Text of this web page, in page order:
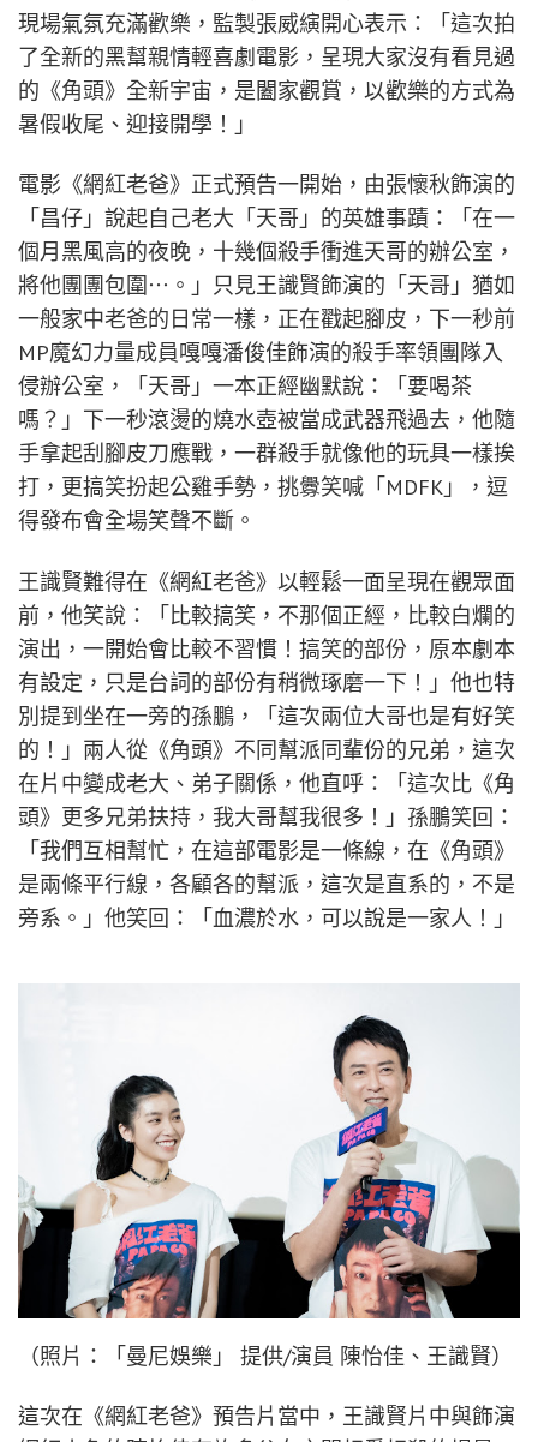
現場氣氛充滿歡樂，監製張威縯開心表示：「這次拍
了全新的黑幫親情輕喜劇電影，呈現大家沒有看見過
的《角頭》全新宇宙，是闔家觀賞，以歡樂的方式為
暑假收尾、迎接開學！」
電影《網紅老爸》正式預告一開始，由張懷秋飾演的
「昌仔」說起自己老大「天哥」的英雄事蹟：「在一
個月黑風高的夜晚，十幾個殺手衝進天哥的辦公室，
將他團團包圍⋯。」只見王識賢飾演的「天哥」猶如
一般家中老爸的日常一樣，正在戳起腳皮，下一秒前
MP魔幻力量成員嘎嘎潘俊佳飾演的殺手率領團隊入
侵辦公室，「天哥」一本正經幽默說：「要喝茶
嗎？」下一秒滾燙的燒水壺被當成武器飛過去，他隨
手拿起刮腳皮刀應戰，一群殺手就像他的玩具一樣挨
打，更搞笑扮起公雞手勢，挑釁笑喊「MDFK」，逗
得發布會全場笑聲不斷。
王識賢難得在《網紅老爸》以輕鬆一面呈現在觀眾面
前，他笑說：「比較搞笑，不那個正經，比較白爛的
演出，一開始會比較不習慣！搞笑的部份，原本劇本
有設定，只是台詞的部份有稍微琢磨一下！」他也特
別提到坐在一旁的孫鵬，「這次兩位大哥也是有好笑
的！」兩人從《角頭》不同幫派同輩份的兄弟，這次
在片中變成老大、弟子關係，他直呼：「這次比《角
頭》更多兄弟扶持，我大哥幫我很多！」孫鵬笑回：
「我們互相幫忙，在這部電影是一條線，在《角頭》
是兩條平行線，各顧各的幫派，這次是直系的，不是
旁系。」他笑回：「血濃於水，可以說是一家人！」
（照片：「曼尼娛樂」 提供/演員 陳怡佳、王識賢）
這次在《網紅老爸》預告片當中，王識賢片中與飾演